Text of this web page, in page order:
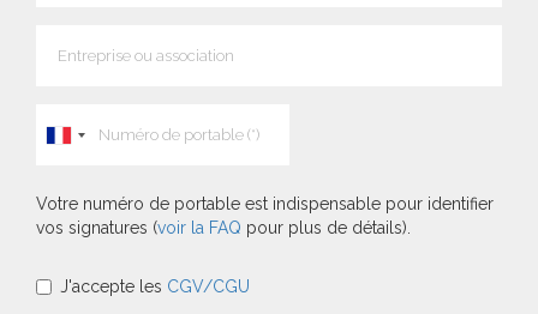
Votre numéro de portable est indispensable pour identifier
vos signatures (voir la FAQ pour plus de détails).
J'accepte les CGV/CGU